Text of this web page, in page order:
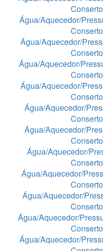
Água/Aquecedor/
Água/Aquecedor/
Água/Aquecedor/
Água/Aquecedor/
Água/Aquecedor/
Água/Aquecedor/
Água/Aquecedor/
Água/Aquecedor/
Água/Aquecedor/
Água/Aquecedor/
Água/Aquecedor/